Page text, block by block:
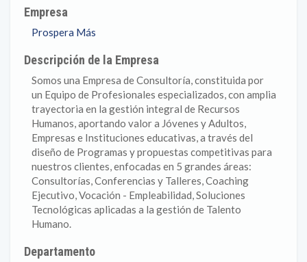
Empresa
Prospera Más
Descripción de la Empresa
Somos una Empresa de Consultoría, constituida por
un Equipo de Profesionales especializados, con amplia
trayectoria en la gestión integral de Recursos
Humanos, aportando valor a Jóvenes y Adultos,
Empresas e Instituciones educativas, a través del
diseño de Programas y propuestas competitivas para
nuestros clientes, enfocadas en 5 grandes áreas:
Consultorías, Conferencias y Talleres, Coaching
Ejecutivo, Vocación - Empleabilidad, Soluciones
Tecnológicas aplicadas a la gestión de Talento
Humano.
Departamento